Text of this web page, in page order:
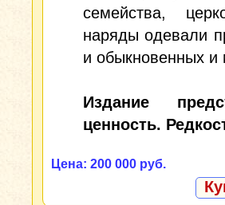
семейства,
наряды одевали
и обыкновенных и
Издание
ценность.
Цена: 200 000 руб.